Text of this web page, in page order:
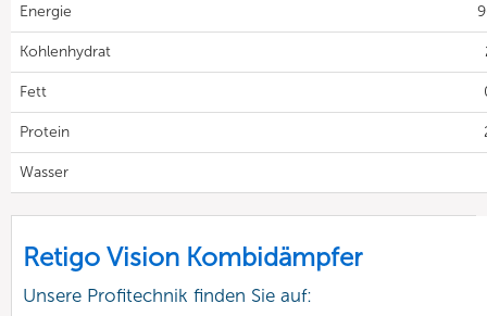
Energie
Kohlenhydrat
Fett
Protein
Wasser
Retigo Vision Kombidämpfer
Unsere Profitechnik finden Sie auf: